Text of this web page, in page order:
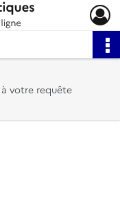
votre requête